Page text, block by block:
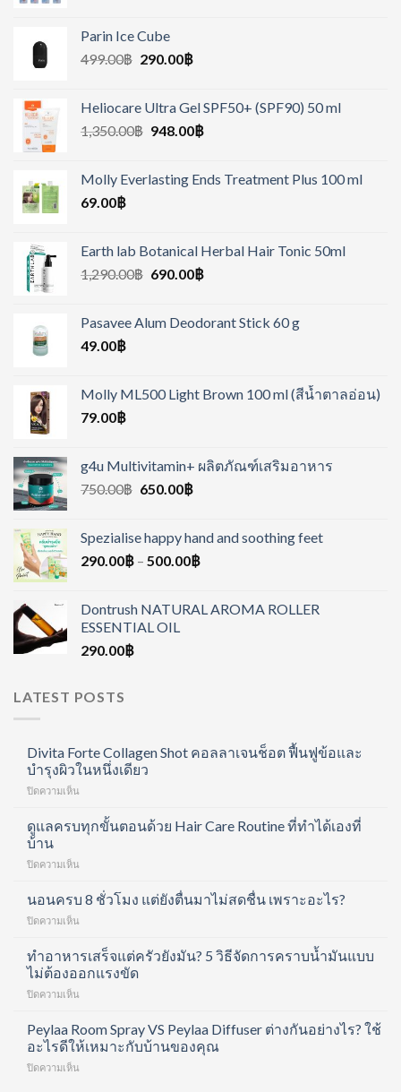
Parin Ice Cube
499.00฿ 290.00฿
Heliocare Ultra Gel SPF50+ (SPF90) 50 ml
1,350.00฿ 948.00฿
Molly Everlasting Ends Treatment Plus 100 ml
69.00฿
Earth lab Botanical Herbal Hair Tonic 50ml
1,290.00฿ 690.00฿
Pasavee Alum Deodorant Stick 60 g
49.00฿
Molly ML500 Light Brown 100 ml (สีน้ำตาลอ่อน)
79.00฿
g4u Multivitamin+ ผลิตภัณฑ์เสริมอาหาร
750.00฿ 650.00฿
Spezialise happy hand and soothing feet
290.00฿ – 500.00฿
Dontrush NATURAL AROMA ROLLER
ESSENTIAL OIL
290.00฿
LATEST POSTS
Divita Forte Collagen Shot คอลลาเจนช็อต ฟื้นฟูข้อและ
บำรุงผิวในหนึ่งเดียว
ปิดความเห็น
Collagen
คอ
ลา
ช็อต
ข้อ
และ
หนึ่ง
เดียว
ดูแลครบทุกขั้นตอนด้วย Hair Care Routine ที่ทำได้เองที่
บ้าน
ปิดความเห็น
ครบ
ทุก
ขั้น
ด้วย
Hair
Routine
ทำได้
เอง
นอนครบ 8 ชั่วโมง แต่ยังตื่นมาไม่สดชื่น เพราะอะไร?
ปิดความเห็น
8
ชั่วโมง
แต่
ตื่น
มา
สดชื่น
ทำอาหารเสร็จแต่ครัวยังมัน? 5 วิธีจัดการคราบน้ำมันแบบ
ไม่ต้องออกแรงขัด
ปิดความเห็น
เสร็จ
แต่
ครัว
Peylaa Room Spray VS Peylaa Diffuser ต่างกันอย่างไร? ใช้
อะไรดีให้เหมาะกับบ้านของคุณ
ปิดความเห็น